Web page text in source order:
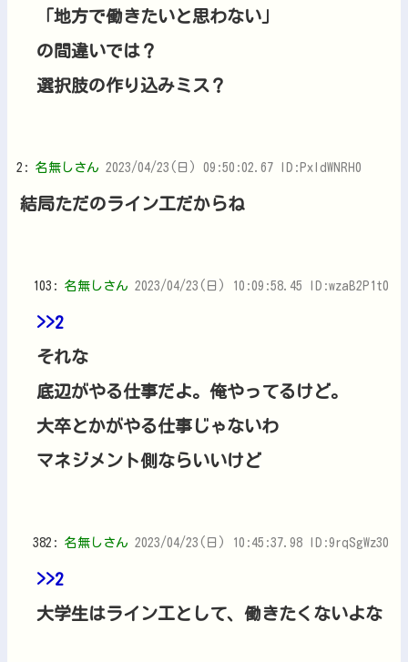
「地方で働きたいと思わない」
の間違いでは？
選択肢の作り込みミス？
2: 名無しさん 2023/04/23(日) 09:50:02.67 ID:PxIdWNRH0
結局ただのライン工だからね
103: 名無しさん 2023/04/23(日) 10:09:58.45 ID:wzaB2P1t0
>>2
それな
底辺がやる仕事だよ。俺やってるけど。
大卒とかがやる仕事じゃないわ
マネジメント側ならいいけど
382: 名無しさん 2023/04/23(日) 10:45:37.98 ID:9rqSgWz30
>>2
大学生はライン工として、働きたくないよな